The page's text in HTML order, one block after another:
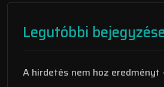
Legutóbbi
A hirdetés nem hoz eredményt